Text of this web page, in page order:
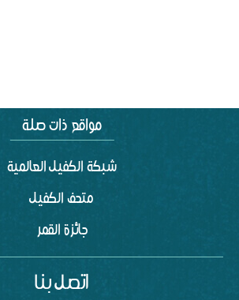
شبكة الكفيل العالمية
متحف الكفيل
جائزة القمر